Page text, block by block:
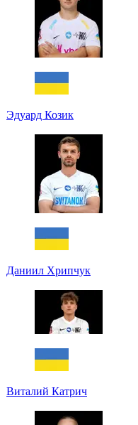
Эдуард Козик
Даниил Хрипчук
Виталий Катрич